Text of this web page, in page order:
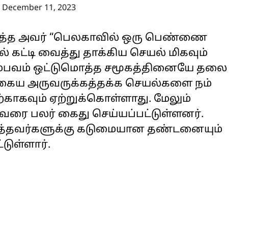
December 11, 2023
அவர் “பெலகாவில் ஒரு பெண்ணை
கட்டி வைத்து தாக்கிய செயல் மிகவும்
ஒட்டுமொத்த சமூகத்தினையே தலை
அருவருக்கத்தக்க செயல்களை நம்
ஏற்றுக்கொள்ளாது. மேலும்
பலர் கைது செய்யப்பட்டுள்ளனர்.
கடுமையான தண்டனையும்